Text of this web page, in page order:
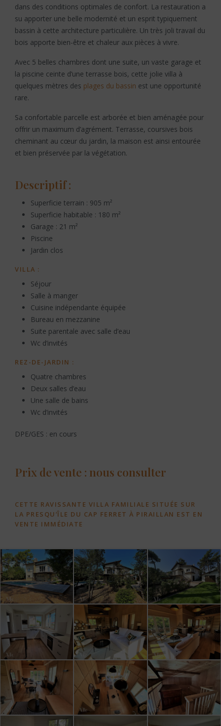
dans des conditions optimales de confort. La restauration a
su apporter une belle modernité et un esprit typiquement
bassin à cette architecture particulière. Un très joli travail du
bois apporte bien-être et chaleur aux pièces à vivre.
Avec 5 belles chambres dont une suite, un vaste garage et
la piscine ceinte d’une terrasse bois, cette jolie villa à
quelques mètres des plages du bassin est une opportunité
rare.
Sa confortable parcelle est arborée et bien aménagée pour
offrir un maximum d’agrément. Terrasse, coursives bois
cheminant au cœur du jardin, la maison est ainsi entourée
et bien préservée par la végétation.
Descriptif :
Superficie terrain : 905 m²
Superficie habitable : 180 m²
Garage : 21 m²
Piscine
Jardin clos
VILLA :
Séjour
Salle à manger
Cuisine indépendante équipée
Bureau en mezzanine
Suite parentale avec salle d’eau
Wc d’invités
REZ-DE-JARDIN :
Quatre chambres
Deux salles d’eau
Une salle de bains
Wc d’invités
DPE/GES : en cours
Prix de vente : nous consulter
CETTE RAVISSANTE VILLA FAMILIALE SITUÉE SUR
LA PRESQU’ÎLE DU CAP FERRET À PIRAILLAN EST EN
VENTE IMMÉDIATE